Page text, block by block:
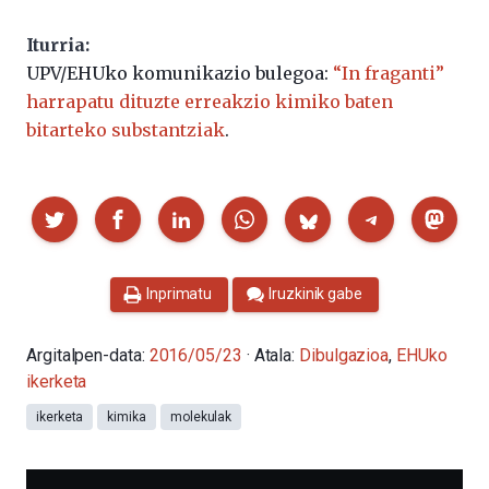
Iturria:
UPV/EHUko komunikazio bulegoa: “In fraganti”
harrapatu dituzte erreakzio kimiko baten
bitarteko substantziak.
Partekatu
Inprimatu Iruzkinik gabe
Argitalpen-data: 2016/05/23 · Atala: Dibulgazioa, EHUko
ikerketa
ikerketa kimika molekulak